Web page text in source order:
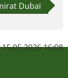
Dubaï
16:08